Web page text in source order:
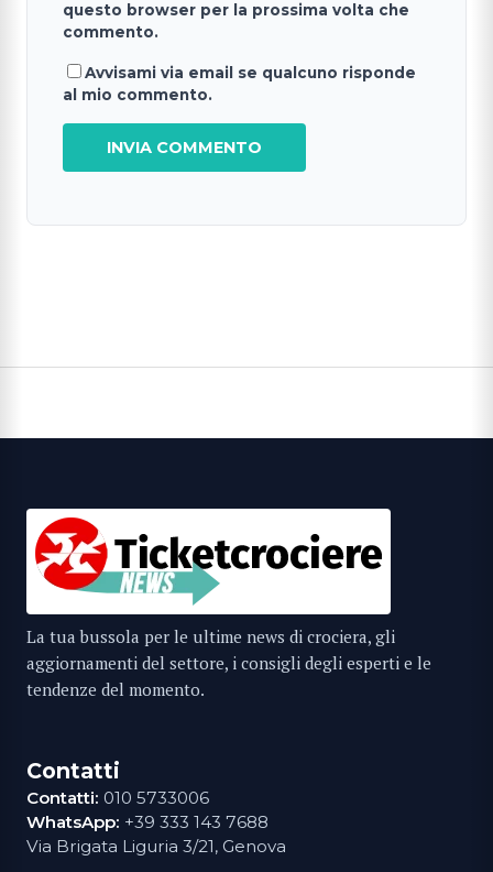
questo browser per la prossima volta che
commento.
Avvisami via email se qualcuno risponde
al mio commento.
La tua bussola per le ultime news di crociera, gli
aggiornamenti del settore, i consigli degli esperti e le
tendenze del momento.
Contatti
Contatti: 010 5733006
WhatsApp: +39 333 143 7688
Via Brigata Liguria 3/21, Genova